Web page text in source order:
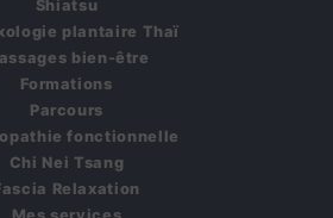
Shiatsu
plantaire Thaï
bien-être
Formations
Parcours
fonctionnelle
Chi Nei Tsang
Relaxation